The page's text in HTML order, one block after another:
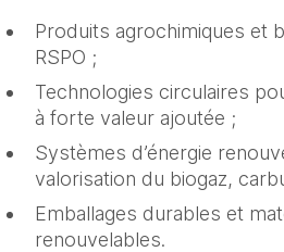
Produits agrochimiques et
RSPO ;
Technologies circulaires
à forte valeur ajoutée ;
Systèmes d’énergie
valorisation du biogaz,
Emballages durables et
renouvelables.